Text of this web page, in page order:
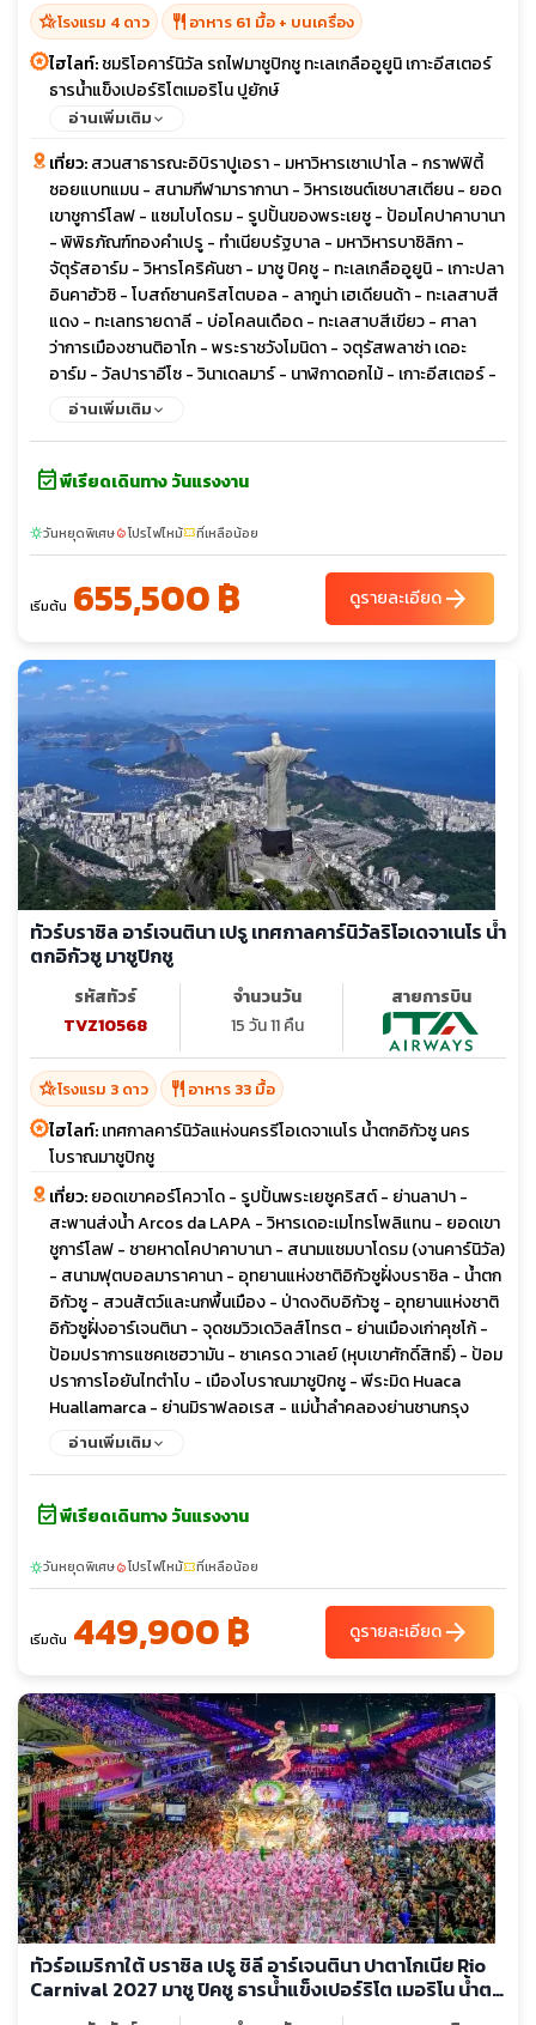
hotel_classโรงแรม 4 ดาว restaurant อาหาร 61 มื้อ + บนเครื่อง
ไฮไลท์:ชมริโอคาร์นิวัล รถไฟมาชูปิกชู ทะเลเกลืออูยูนิ เกาะอีสเตอร์
ธารน้ำแข็งเปอร์ริโตเมอริโน ปูยักษ์
อ่านเพิ่มเติม
เที่ยว:สวนสาธารณะอิบิราปูเอรา - มหาวิหารเซาเปาโล - กราฟฟิตี้
ซอยแบทแมน - สนามกีฬามารากานา - วิหารเซนต์เซบาสเตียน - ยอด
เขาชูการ์โลฟ - แซมโบโดรม - รูปปั้นของพระเยซู - ป้อมโคปาคาบานา
- พิพิธภัณฑ์ทองคำเปรู - ทำเนียบรัฐบาล - มหาวิหารบาซิลิกา -
จัตุรัสอาร์ม - วิหารโคริคันชา - มาชู ปิคชู - ทะเลเกลืออูยูนิ - เกาะปลา
อินคาฮัวซิ - โบสถ์ซานคริสโตบอล - ลากูน่า เฮเดียนด้า - ทะเลสาบสี
แดง - ทะเลทรายดาลี - บ่อโคลนเดือด - ทะเลสาบสีเขียว - ศาลา
ว่าการเมืองซานติอาโก - พระราชวังโมนิดา - จตุรัสพลาซ่า เดอะ
อาร์ม - วัลปาราอีโซ - วินาเดลมาร์ - นาฬิกาดอกไม้ - เกาะอีสเตอร์ -
อาฮู อากิวี โมอาย - ราโน ราราคู - อาฮูตองการิกิ - ภูเขาไฟราโนเกา -
อิไตปู - น้ำตกอิกวาซูฟอลส์ - ช่องแคบคอปีศาจ - คาซา โรซาดา -
อ่านเพิ่มเติม
event_availableพีเรียดเดินทาง วันแรงงาน
sunnyวันหยุดพิเศษlocal_fire_departmentโปรไฟไหม้confirmation_numberที่เหลือน้อย
เริ่มต้น 655,500 ฿ ดูรายละเอียดarrow_forward
ทัวร์บราซิล อาร์เจนตินา เปรู เทศกาลคาร์นิวัลริโอเดจาเนโร น้ำ
ตกอิกัวซู มาชูปิกชู
รหัสทัวร์
TVZ10568
จำนวนวัน
15 วัน 11 คืน
สายการบิน
hotel_classโรงแรม 3 ดาว restaurant อาหาร 33 มื้อ
ไฮไลท์:เทศกาลคาร์นิวัลแห่งนครรีโอเดจาเนโร น้ำตกอิกัวซู นคร
โบราณมาชูปิกชู
เที่ยว:ยอดเขาคอร์โควาโด - รูปปั้นพระเยซูคริสต์ - ย่านลาปา -
สะพานส่งน้ำ Arcos da LAPA - วิหารเดอะเมโทรโพลิแทน - ยอดเขา
ชูการ์โลฟ - ชายหาดโคปาคาบานา - สนามแซมบาโดรม (งานคาร์นิวัล)
- สนามฟุตบอลมาราคานา - อุทยานแห่งชาติอิกัวซูฝั่งบราซิล - น้ำตก
อิกัวซู - สวนสัตว์และนกพื้นเมือง - ป่าดงดิบอิกัวซู - อุทยานแห่งชาติ
อิกัวซูฝั่งอาร์เจนตินา - จุดชมวิวเดวิลส์โทรต - ย่านเมืองเก่าคุซโก้ -
ป้อมปราการแซคเซฮวามัน - ซาเครด วาเลย์ (หุบเขาศักดิ์สิทธิ์) - ป้อม
ปราการโอยันไทตำโบ - เมืองโบราณมาชูปิกชู - พีระมิด Huaca
Huallamarca - ย่านมิราฟลอเรส - แม่น้ำลำคลองย่านชานกรุง
บัวโนสไอเรส - ร้านหนังสือ El Ateneo - หมู่บ้านแทงโก - ย่านโบกา
โรชาดา - โรงอุปรากรเดอาโตร โกลอน
อ่านเพิ่มเติม
event_availableพีเรียดเดินทาง วันแรงงาน
sunnyวันหยุดพิเศษlocal_fire_departmentโปรไฟไหม้confirmation_numberที่เหลือน้อย
เริ่มต้น 449,900 ฿ ดูรายละเอียดarrow_forward
ทัวร์อเมริกาใต้ บราซิล เปรู ชิลี อาร์เจนตินา ปาตาโกเนีย Rio
Carnival 2027 มาชู ปิคชู ธารน้ำแข็งเปอร์ริโต เมอริโน น้ำตก